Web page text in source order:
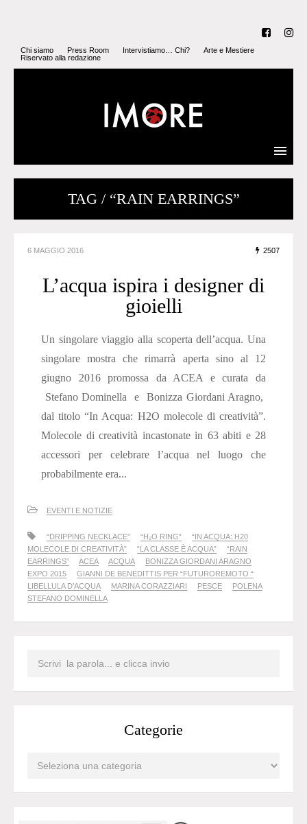
Chi siamo Press Room Intervistiamo… Chi?
Arte e Mestiere
Riservato alla redazione
TAG / “RAIN EARRINGS”
6 MAGGIO 2016 2507
L’acqua ispira i designer di
gioielli
Un singolare viaggio alla scoperta dell’acqua. Una
singolare mostra che rimarrà aperta sino al 12
giugno 2016 promossa da ACEA e curata da
Stefano Dominella e Bonizza Giordani Aragno,
dal titolo “In Acqua: H2O molecole di creatività”.
Molecole di creatività incastonate in 63 abiti e 28
accessori per celebrare l’acqua nel luogo che
probabilmente era...
EVENTI E NOTIZIE
“DRIPPING NECKLACE” “H₂O RING”
“IN ACQUA: H20
MOLECOLE DI CREATIVITÀ”
“LA CLASSE È ACQUA”
“RAIN
EARRINGS”
ACEA ACQUA
BONIZZA GIORDANI ARAGNO
EXPO 2015
GIANNI DE BENEDITTIS PER “FUTUROREMOTO “
LIBELLULA D’ACQUA
MARINA CORAZZIARI PESCE
POLENA
STEFANO DOMINELLA
Categorie